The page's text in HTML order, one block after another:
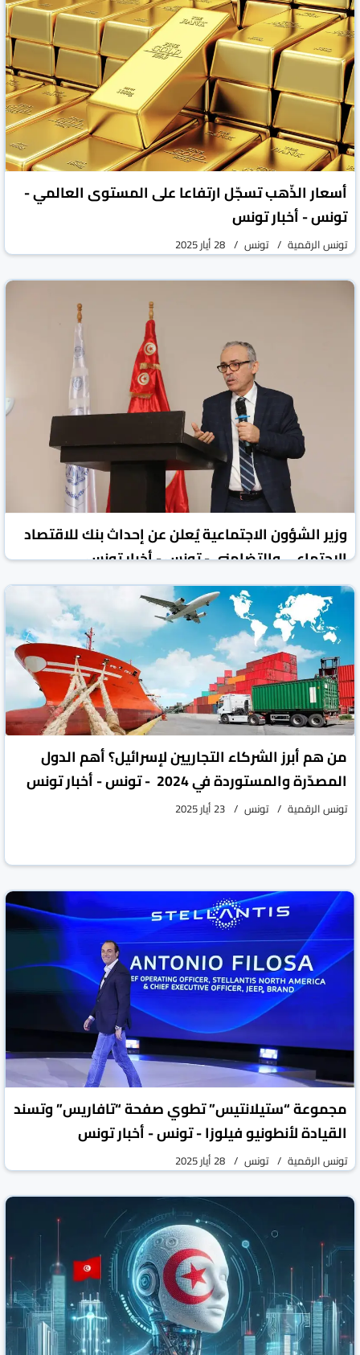
أسعار الذّهب تسجّل ارتفاعا على المستوى العالمي -
تونس - أخبار تونس
تونس الرقمية تونس 28 أيار 2025
وزير الشؤون الاجتماعية يُعلن عن إحداث بنك للاقتصاد
الاجتماعي والتضامني - تونس - أخبار تونس
تونس الرقمية تونس 26 أيار 2025
من هم أبرز الشركاء التجاريين لإسرائيل؟ أهم الدول
المصدّرة والمستوردة في 2024 - تونس - أخبار تونس
تونس الرقمية تونس 23 أيار 2025
مجموعة “ستيلانتيس” تطوي صفحة “تافاريس” وتسند
القيادة لأنطونيو فيلوزا - تونس - أخبار تونس
تونس الرقمية تونس 28 أيار 2025